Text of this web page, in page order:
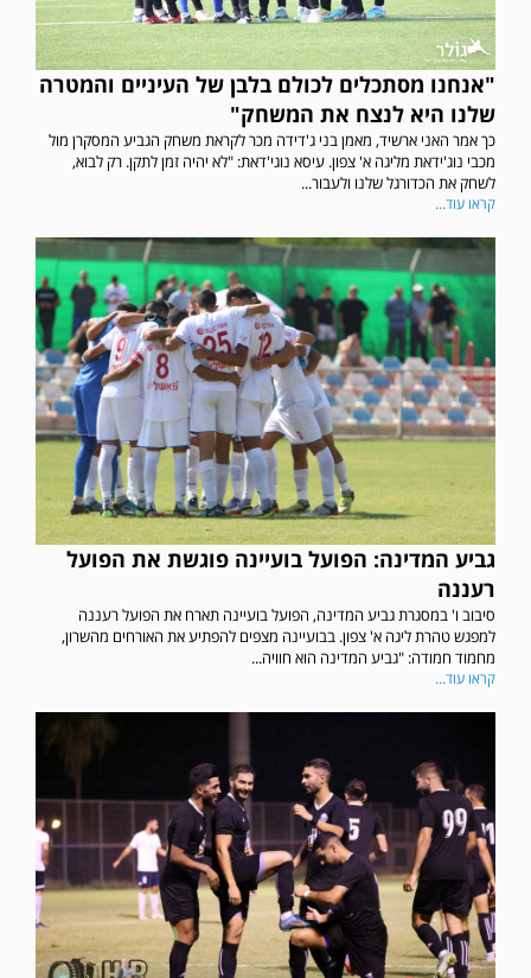
"אנחנו מסתכלים לכולם בלבן של העיניים והמטרה
שלנו היא לנצח את המשחק"
כך אמר האני ארשיד, מאמן בני ג'דידה מכר לקראת משחק הגביע המסקרן מול
מכבי נוג'ידאת מליגה א' צפון. עיסא נוגי'דאת: "לא יהיה זמן לתקן. רק לבוא,
לשחק את הכדורגל שלנו ולעבור...
קראו עוד...
גביע המדינה: הפועל בועיינה פוגשת את הפועל
רעננה
סיבוב ו' במסגרת גביע המדינה, הפועל בועיינה תארח את הפועל רעננה
למפגש טהרת ליגה א' צפון. בבועיינה מצפים להפתיע את האורחים מהשרון,
מחמוד חמודה: "גביע המדינה הוא חוויה...
קראו עוד...